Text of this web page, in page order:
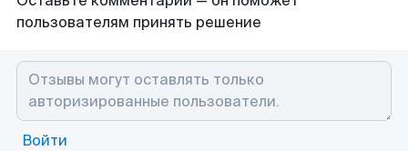
пользователям принять решение
Войти